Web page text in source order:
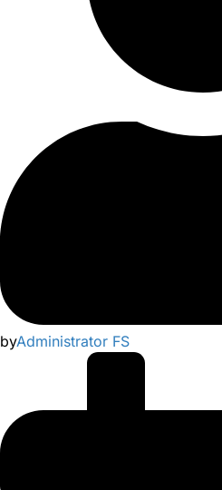
byAdministrator FS